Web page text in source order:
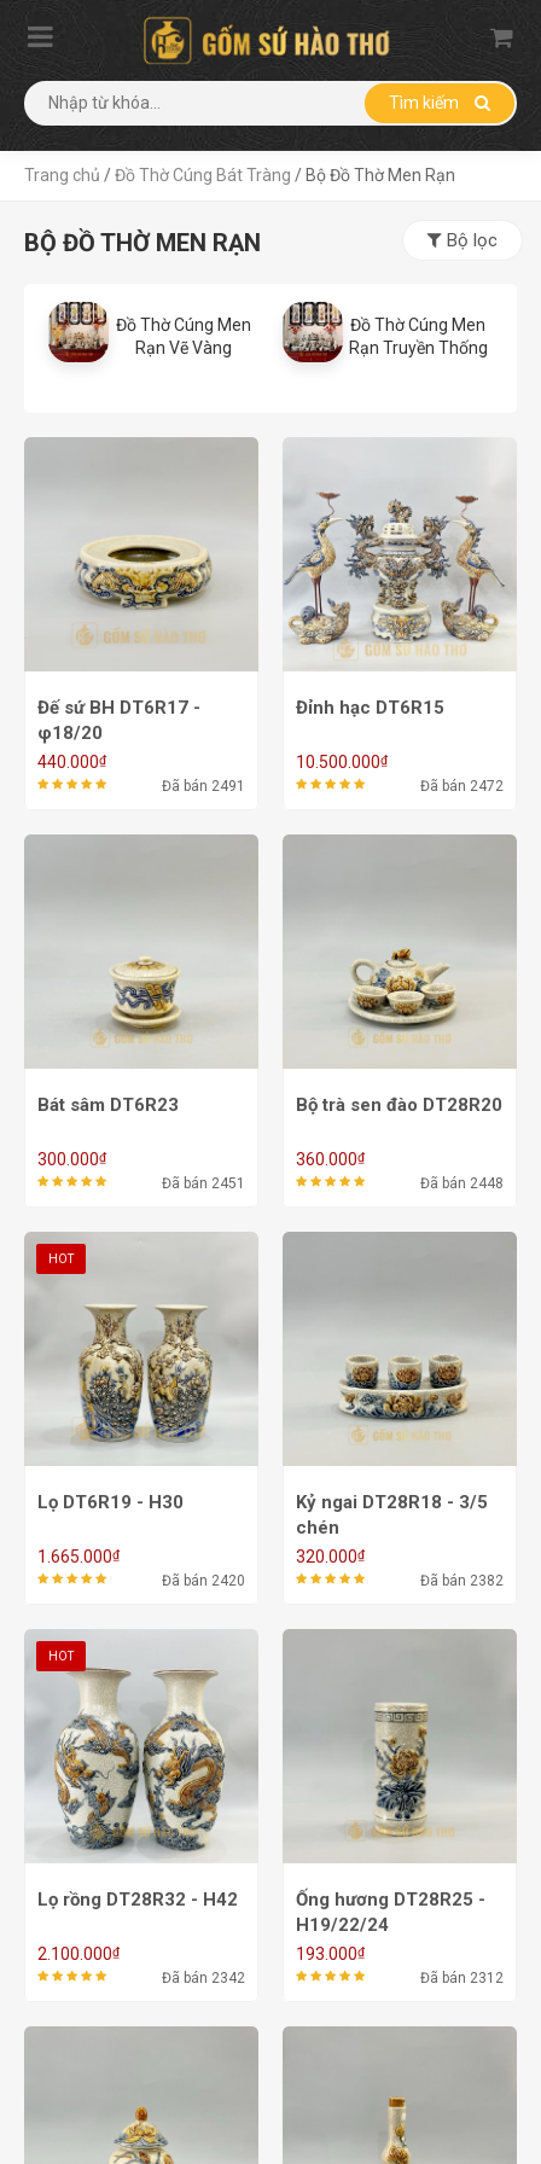
Tìm kiếm
Trang chủ /Đồ Thờ Cúng Bát Tràng / Bộ Đồ Thờ Men Rạn
BỘ ĐỒ THỜ MEN RẠN Bộ lọc
Đồ Thờ Cúng Men
Rạn Vẽ Vàng
Đồ Thờ Cúng Men
Rạn Truyền Thống
Đế sứ BH DT6R17 -
φ18/20
440.000₫
Đã bán 2491
Đỉnh hạc DT6R15
10.500.000₫
Đã bán 2472
Bát sâm DT6R23
300.000₫
Đã bán 2451
Bộ trà sen đào DT28R20
360.000₫
Đã bán 2448
HOT
Lọ DT6R19 - H30
1.665.000₫
Đã bán 2420
Kỷ ngai DT28R18 - 3/5
chén
320.000₫
Đã bán 2382
HOT
Lọ rồng DT28R32 - H42
2.100.000₫
Đã bán 2342
Ống hương DT28R25 -
H19/22/24
193.000₫
Đã bán 2312